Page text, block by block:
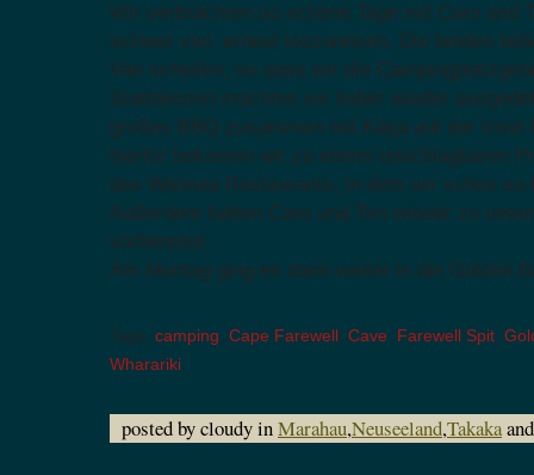
Wir verbrachten so schöne Tage mit Caro und
schwer viel, erneut loszureisen. Die beiden
Van schlafen, so dass wir die
Stattdessen machten wir lieber wieder
großes BBQ zusammen mit Katja auf der
hierfür bekamen wir zu einem unschlagbaren
des Waimea Restaurants, in dem wir schon so
Außerdem hatten Caro und Tim wieder zu
vorbereitet.
Am Montag ging es dann weiter in die Golden
Tags: camping Cape Farewell Cave Farewell Spit
Wharariki
posted by cloudy inMarahau,Neuseeland,Takaka